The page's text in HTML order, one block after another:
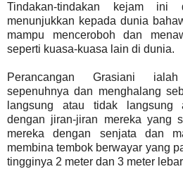
Tindakan-tindakan kejam ini
menunjukkan kepada dunia
mampu menceroboh dan
seperti kuasa-kuasa lain di dunia.
Perancangan Grasiani
sepenuhnya dan menghalang
langsung atau tidak langsung
dengan jiran-jiran mereka yang
mereka dengan senjata dan
membina tembok berwayar yang
tingginya 2 meter dan 3 meter